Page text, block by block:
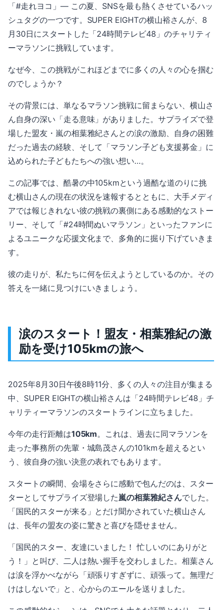
「#走れヨコ」— この夏、SNSを最も熱くさせているハッ
シュタグの一つです。SUPER EIGHTの横山裕さんが、8
月30日にスタートした「24時間テレビ48」のチャリティ
ーマラソンに挑戦しています。
なぜ今、この挑戦がこれほどまでに多くの人々の心を掴む
のでしょうか？
その背景には、単なるマラソン挑戦に留まらない、横山さ
ん自身の深い「走る意味」がありました。サプライズで登
場した盟友・嵐の相葉雅紀さんとの涙の激励、自身の困難
だった過去の経験、そして「マラソン子ども支援募金」に
込められた子どもたちへの強い想い…。
この記事では、酷暑の中105kmという過酷な道のりに挑
む横山さんの現在の状況を速報するとともに、大手メディ
アでは報じきれない彼の挑戦の裏側にある感動的なストー
リー、そして「#24時間ぬいマラソン」といったファンに
よるユニークな応援文化まで、多角的に掘り下げていきま
す。
彼の走りが、私たちに何を伝えようとしているのか。その
答えを一緒に見つけにいきましょう。
涙のスタート！盟友・相葉雅紀の激
励を受け105kmの旅へ
2025年8月30日午後8時11分、多くの人々の注目が集まる
中、SUPER EIGHTの横山裕さんは「24時間テレビ48」チ
ャリティーマラソンのスタートラインに立ちました。
今年の走行距離は105km。これは、過去に同マラソンを
走った事務所の先輩・城島茂さんの101kmを超えるとい
う、彼自身の強い決意の表れでもあります。
スタートの瞬間、会場をさらに感動で包んだのは、スター
ターとしてサプライズ登場した 嵐の相葉雅紀さんでした。
「国民的スターが来る」とだけ聞かされていた横山さん
は、長年の盟友の姿に驚きと喜びを隠せません。
「国民的スター、友達にいました！ 忙しいのにありがと
う！」と叫び、二人は熱い握手を交わしました。相葉さん
は涙を浮かべながら「頑張りすぎずに、頑張って。無理だ
けはしないで」と、心からのエールを送りました。